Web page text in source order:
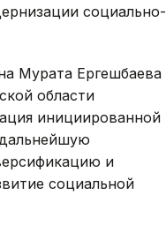
социально-
Мурата Ергешбаева
области
инициированной
и
социальной